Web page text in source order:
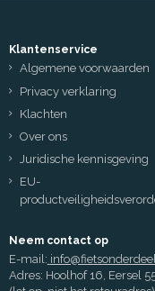
Klantenservice
Algemene voorwaarden
Privacy verklaring
Klachten
Over ons
Juridische kennisgeving
EU-
Neem contact op
E-mail:
Adres: Hoolhof 16, Eersel